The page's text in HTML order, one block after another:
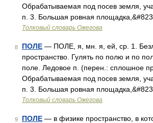
Обрабатываемая под посев земля,
п. 3. Большая ровная
Толковый словарь Ожегова
8 ПОЛЕ — ПОЛЕ, я, мн. я, ей, ср. 1.
пространство. Гулять по полю и по
поле. Ледовое п. (перен.: сплошное
Обрабатываемая под посев земля,
п. 3. Большая ровная
Толковый словарь Ожегова
9 ПОЛЕ — в физике пространство, в